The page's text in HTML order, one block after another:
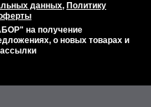
данных, Политику
на получение
о новых товарах и